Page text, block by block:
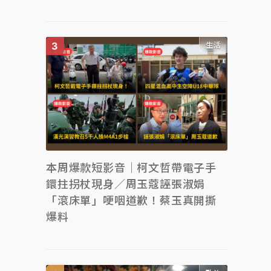
生活
本周爆款短影音｜柯文哲帶電子手
鐶拄拐杖現身／周玉蔻誣張淑娟
「滾床單」哽咽道歉！蔡玉真開撕
爆料